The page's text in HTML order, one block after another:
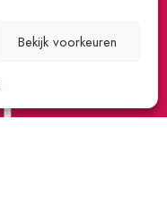
Bekijk voorkeuren